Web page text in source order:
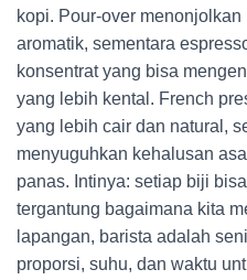
kopi. Pour-over
aromatik, sementara
konsentrat yang bisa
yang lebih kental. French
yang lebih cair dan natural,
menyuguhkan kehalusan
panas. Intinya: setiap biji
tergantung bagaimana kita
lapangan, barista adalah
proporsi, suhu, dan waktu